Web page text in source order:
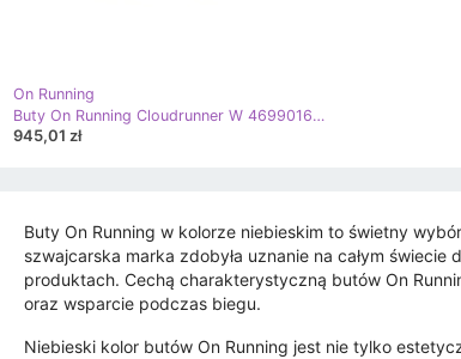
On Running
Buty On Running Cloudrunner W 4699016 niebieskie
945,01 zł
Buty On Running w kolorze niebieskim to świetny
szwajcarska marka zdobyła uznanie na całym
produktach. Cechą charakterystyczną butów On
oraz wsparcie podczas biegu.
Niebieski kolor butów On Running jest nie tylko